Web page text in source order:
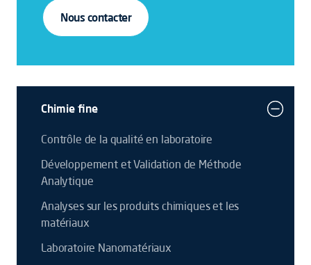
Nous contacter
Chimie fine
Contrôle de la qualité en laboratoire
Développement et Validation de Méthode
Analytique
Analyses sur les produits chimiques et les
matériaux
Laboratoire Nanomatériaux